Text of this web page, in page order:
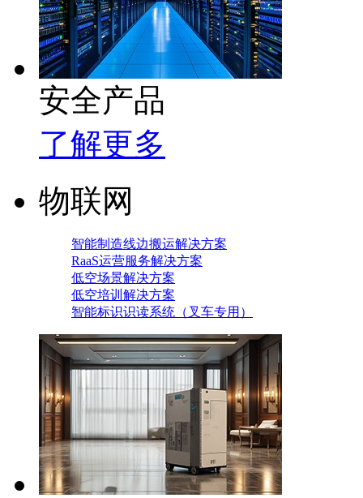
安全产品
了解更多
物联网
智能制造线边搬运解决方案
RaaS运营服务解决方案
低空场景解决方案
低空培训解决方案
智能标识识读系统（叉车专用）